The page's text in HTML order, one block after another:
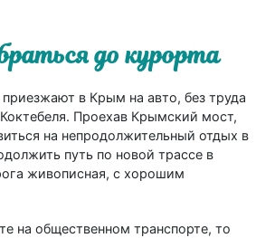
до курорта
в Крым на авто, без труда
Проехав Крымский мост,
на непродолжительный отдых в
путь по новой трассе в
живописная, с хорошим
на общественном транспорте, то